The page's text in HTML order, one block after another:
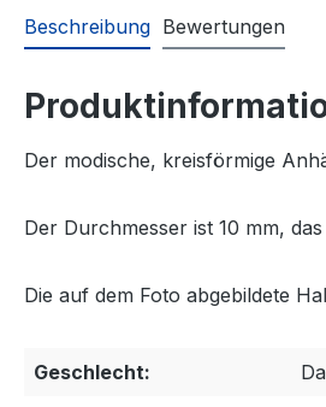
Beschreibung Bewertungen
Der modische, kreisförmige
Der Durchmesser ist 10 mm,
Die auf dem Foto abgebildete
Geschlecht: